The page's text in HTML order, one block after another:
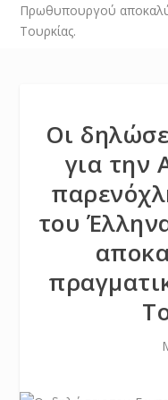
Πρωθυπουργού
Τουρκίας.
Οι
για την
του